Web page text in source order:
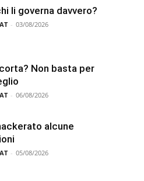
li governa davvero?
- 03/08/2026
Non basta per
- 06/08/2026
alcune
- 05/08/2026